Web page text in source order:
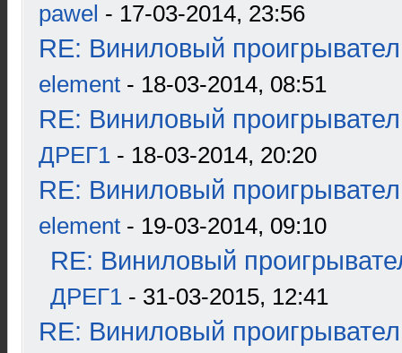
pawel - 17-03-2014, 23:56
RE: Виниловый
element - 18-03-2014, 08:51
RE: Виниловый
ДРЕГ1 - 18-03-2014, 20:20
RE: Виниловый
element - 19-03-2014, 09:10
RE: Виниловый
ДРЕГ1 - 31-03-2015, 12:41
RE: Виниловый